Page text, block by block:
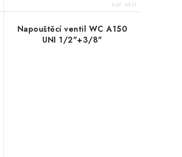
Kód: AKS1
Napouštěcí ventil WC A150
UNI 1/2"+3/8"